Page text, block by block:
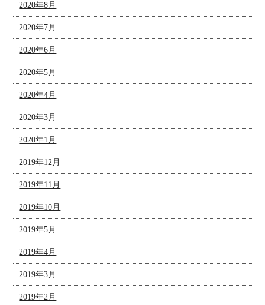
2020年8月
2020年7月
2020年6月
2020年5月
2020年4月
2020年3月
2020年1月
2019年12月
2019年11月
2019年10月
2019年5月
2019年4月
2019年3月
2019年2月